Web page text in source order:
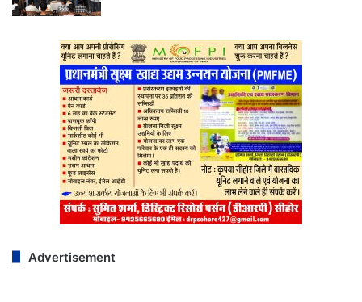
Advertisement